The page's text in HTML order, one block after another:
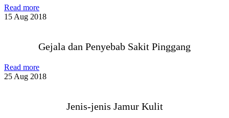
Read more
15 Aug 2018
Gejala dan Penyebab Sakit Pinggang
Read more
25 Aug 2018
Jenis-jenis Jamur Kulit